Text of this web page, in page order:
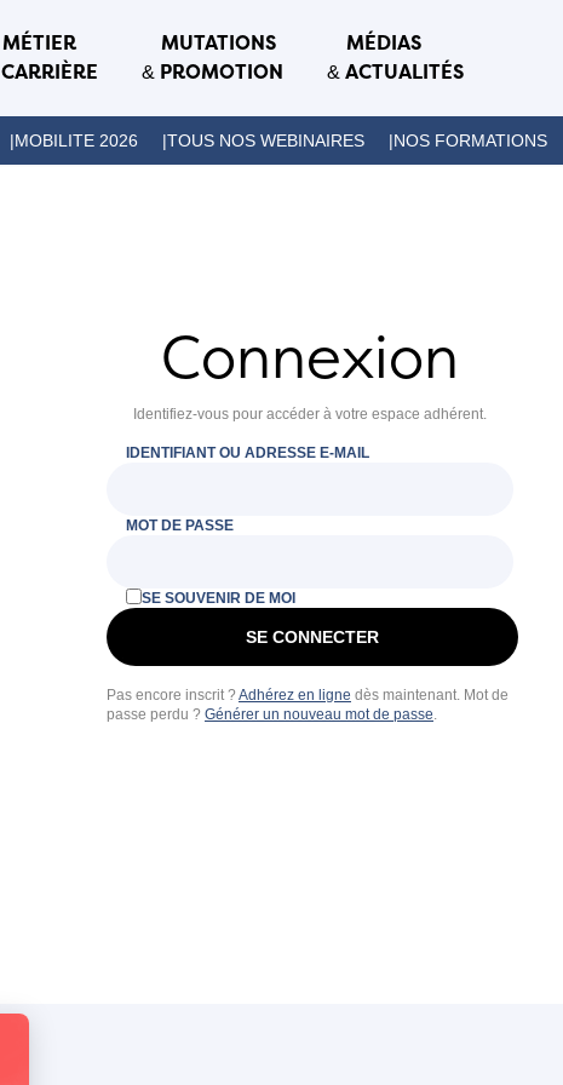
MÉTIER
CARRIÈRE
MUTATIONS
& PROMOTION
MÉDIAS
& ACTUALITÉS
MOBILITE 2026 TOUS NOS WEBINAIRES NOS FORMATIONS
Connexion
Identifiez-vous pour accéder à votre espace adhérent.
IDENTIFIANT OU ADRESSE E-MAIL
MOT DE PASSE
SE SOUVENIR DE MOI
Pas encore inscrit ?Adhérez en ligne dès maintenant. Mot de
passe perdu ? Générer un nouveau mot de passe.